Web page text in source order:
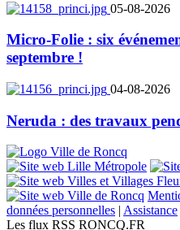
05-08-2026
Micro-Folie : six
septembre !
04-08-2026
Neruda : des travaux
données personnelles | Assistance
Les flux RSS RONCQ.FR